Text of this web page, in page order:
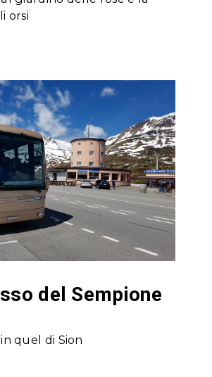
orsi
del Sempione
quel di Sion